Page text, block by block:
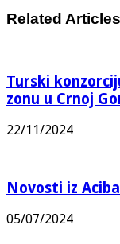
Related Articles
Turski
zonu u Crnoj
22/11/2024
Novosti iz
05/07/2024